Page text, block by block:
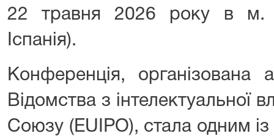
22 травня 2026 року в м.
Іспанія).
Конференція, організована
Відомства з інтелектуальної
Союзу (EUIPO), стала одним